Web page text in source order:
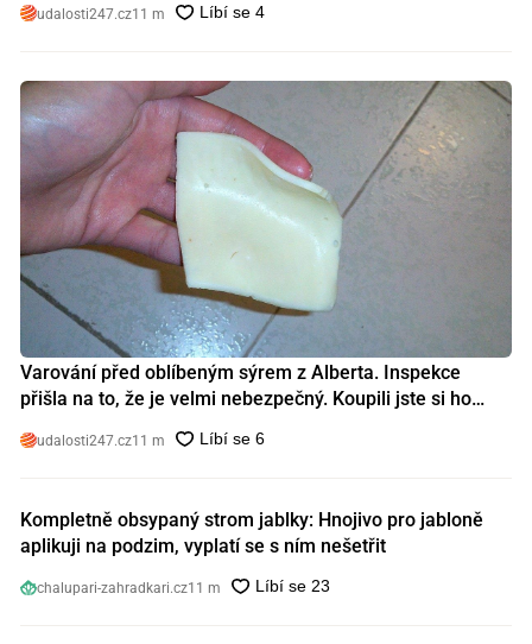
udalosti247.cz11 m
Varování před oblíbeným sýrem z Alberta. Inspekce
přišla na to, že je velmi nebezpečný. Koupili jste si ho
udalosti247.cz11 m
Kompletně obsypaný strom jablky: Hnojivo pro jabloně
aplikuji na podzim, vyplatí se s ním nešetřit
chalupari-zahradkari.cz11 m